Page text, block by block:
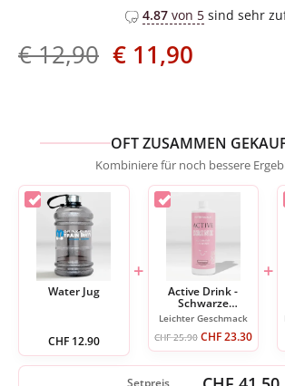
4.87von 5sind sehr
€12,90 Der
ursprüngliche
€ 12,90.
€11,90Der
€ 11,90.
OFT ZUSAMMEN
Kombiniere für noch bessere
Water Jug
CHF12.90
+
Active Drink -
Schwarze
Johannisbeere
Leichter Geschmack
CHF25.90 CHF23.30
+